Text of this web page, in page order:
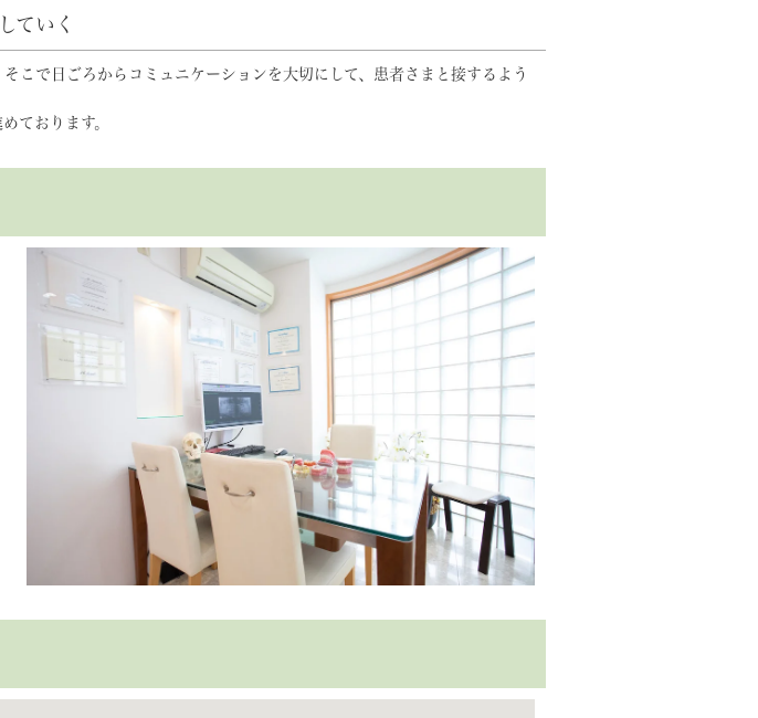
ていく
こで日ごろからコミュニケーションを大切にして、患者さまと接するよう
ております。